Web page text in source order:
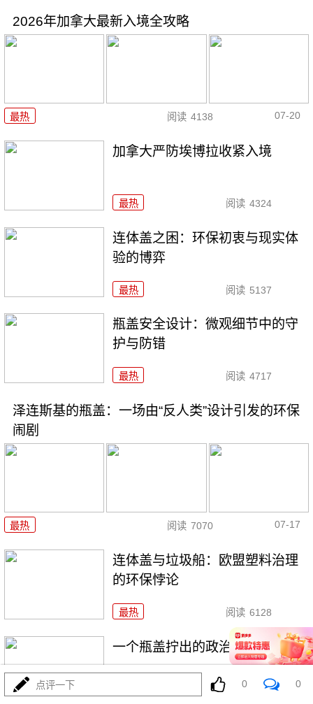
2026年加拿大最新入境全攻略
最热 阅读 4138 07-20
加拿大严防埃博拉收紧入境
最热 阅读 4324
连体盖之困：环保初衷与现实体
验的博弈
最热 阅读 5137
瓶盖安全设计：微观细节中的守
护与防错
最热 阅读 4717
泽连斯基的瓶盖：一场由“反人类”设计引发的环保
闹剧
最热 阅读 7070 07-17
连体盖与垃圾船：欧盟塑料治理
的环保悖论
最热 阅读 6128
一个瓶盖拧出的政治与环保隐喻
最热
点评一下 0 0